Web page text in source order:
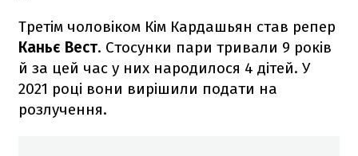
Третім чоловіком Кім Кардашьян став репер
Каньє Вест. Стосунки пари тривали 9 років
й за цей час у них народилося 4 дітей. У
2021 році вони вирішили подати на
розлучення.